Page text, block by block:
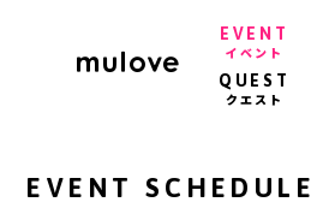
EVENT
イベント
QUEST
クエスト
EVENT SCHEDULE